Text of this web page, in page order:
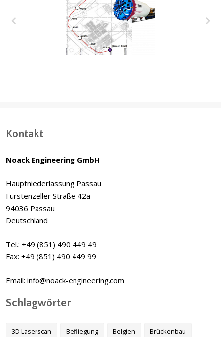
Wakrah & Wukair
Kontakt
Noack Engineering GmbH
Hauptniederlassung Passau
Fürstenzeller Straße 42a
94036 Passau
Deutschland
Tel.: +49 (851) 490 449 49
Fax: +49 (851) 490 449 99
Email: info@noack-engineering.com
Schlagwörter
3D Laserscan Befliegung Belgien Brückenbau